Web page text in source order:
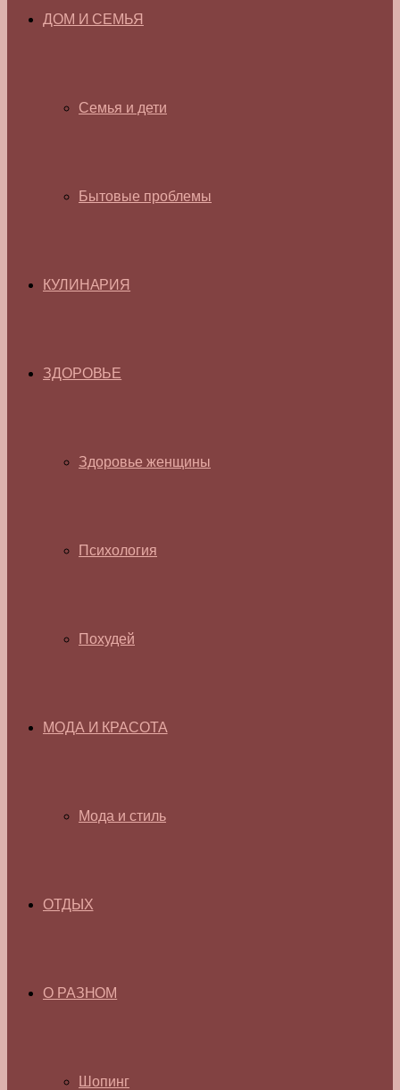
ДОМ И СЕМЬЯ
Семья и дети
Бытовые проблемы
КУЛИНАРИЯ
ЗДОРОВЬЕ
Здоровье женщины
Психология
Похудей
МОДА И КРАСОТА
Мода и стиль
ОТДЫХ
О РАЗНОМ
Шопинг